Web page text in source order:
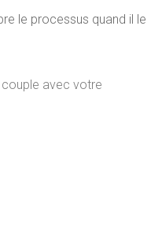
le processus quand il le
couple avec votre